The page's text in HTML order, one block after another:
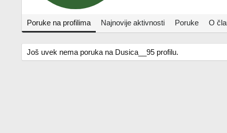
Poruke na profilima Najnovije aktivnosti Poruke O
Još uvek nema poruka na Dusica__95 profilu.